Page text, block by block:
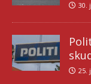
30.
25.